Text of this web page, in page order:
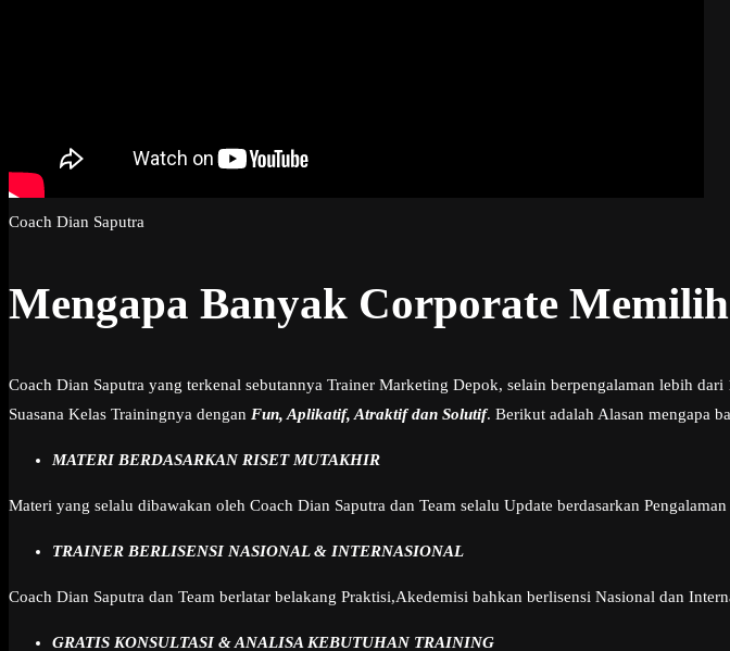
Coach Dian Saputra
Mengapa Banyak Corporate
Coach Dian Saputra yang terkenal sebutannya Trainer Marketing Depok, selain berpengalaman lebih
Suasana Kelas Trainingnya dengan Fun, Aplikatif, Atraktif dan Solutif. Berikut adalah Alasan mengapa
MATERI BERDASARKAN RISET MUTAKHIR
Materi yang selalu dibawakan oleh Coach Dian Saputra dan Team selalu Update berdasarkan
TRAINER BERLISENSI NASIONAL & INTERNASIONAL
Coach Dian Saputra dan Team berlatar belakang Praktisi,Akedemisi bahkan berlisensi Nasional dan
GRATIS KONSULTASI & ANALISA KEBUTUHAN TRAINING